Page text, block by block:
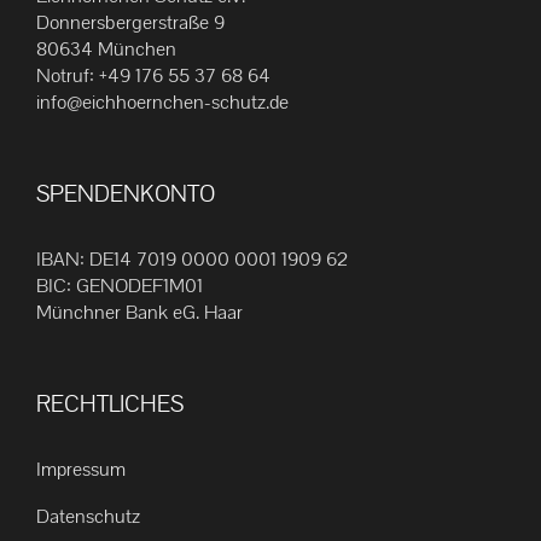
Die
können
auf
Produktseite
gewählt
Donnersbergerstraße 9
80634 München
Notruf: +49 176 55 37 68 64
info@eichhoernchen-schutz.de
SPENDENKONTO
IBAN: DE14 7019 0000 0001 1909 62
BIC: GENODEF1M01
Münchner Bank eG. Haar
RECHTLICHES
Impressum
Datenschutz